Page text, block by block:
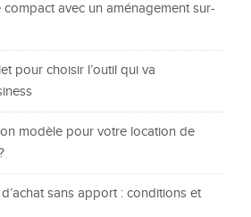
avec un aménagement sur-
pour choisir l’outil qui va
modèle pour votre location de
sans apport : conditions et